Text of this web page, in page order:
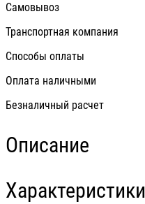
Самовывоз
Транспортная компания
Способы оплаты
Оплата наличными
Безналичный расчет
Описание
Характеристики